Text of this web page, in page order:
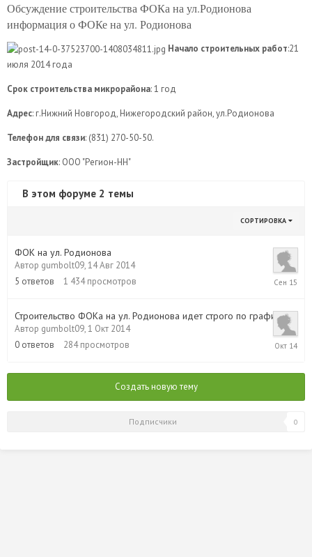
Обсуждение строительства ФОКа на ул.Родионова
информация о ФОКе на ул. Родионова
Начало строительных работ:21
июля 2014 года
Срок строительства микрорайона: 1 год
Адрес: г.Нижний Новгород, Нижегородский район, ул.Родионова
Телефон для связи: (831) 270-50-50.
Застройщик: ООО "Регион-НН"
В этом форуме 2 темы
СОРТИРОВКА
ФОК на ул. Родионова
Автор gumbolt09,14 Авг 2014
5 ответов 1 434 просмотров
20
Строительство ФОКа на ул. Родионова идет строго по графику
Автор gumbolt09,1 Окт 2014
0 ответов 284 просмотров
1
Создать новую тему
Подписчики 0